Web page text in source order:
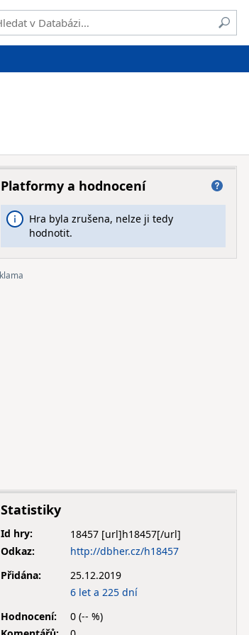
Platformy a hodnocení
Hra byla zrušena, nelze ji tedy
hodnotit.
Statistiky
Id hry:
18457
Odkaz:
http://dbher.cz/h18457
Přidána:
25.12.2019
6 let a 225 dní
Hodnocení:
0 (-- %)